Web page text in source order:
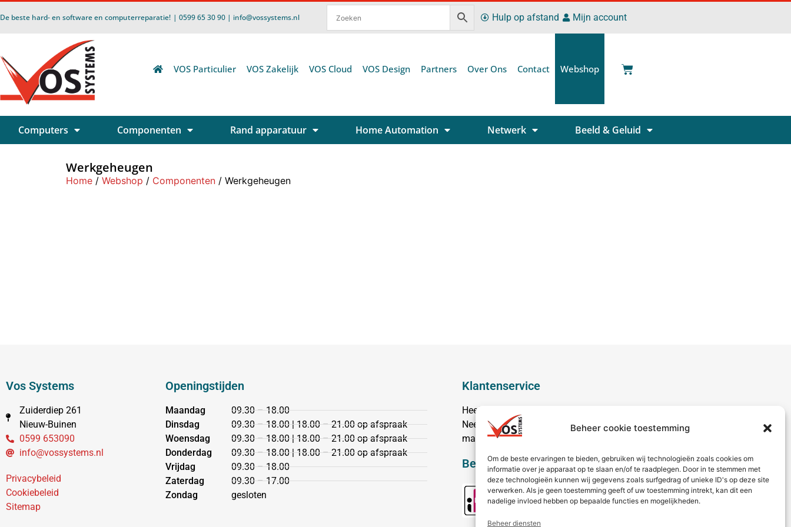
Beheer cookie toestemming
Om de beste ervaringen te bieden, gebruiken wij technologieën zoals cookies om
informatie over je apparaat op te slaan en/of te raadplegen. Door in te stemmen met
deze technologieën kunnen wij gegevens zoals surfgedrag of unieke ID's op deze site
verwerken. Als je geen toestemming geeft of uw toestemming intrekt, kan dit een
nadelige invloed hebben op bepaalde functies en mogelijkheden.
Beheer diensten
De beste hard- en software en computerreparatie! | 0599 65 30 90 | info@vossystems.nl Hulp op afstand Mijn account
VOS Particulier VOS Zakelijk VOS Cloud VOS Design Partners Over Ons Contact Webshop
Computers Componenten Rand apparatuur Home Automation Netwerk Beeld & Geluid
Werkgeheugen
Home / Webshop / Componenten / Werkgeheugen
Vos Systems
Zuiderdiep 261
Nieuw-Buinen
0599 653090
info@vossystems.nl
Privacybeleid
Cookiebeleid
Sitemap
Openingstijden
Maandag
Dinsdag
Woensdag
Donderdag
Vrijdag
Zaterdag
Zondag
09.30 – 18.00
09.30 – 18.00 | 18.00 – 21.00 op afspraak
09.30 – 18.00 | 18.00 – 21.00 op afspraak
09.30 – 18.00 | 18.00 – 21.00 op afspraak
09.30 – 18.00
09.30 – 17.00
gesloten
Klantenservice
Heeft u een vraag?
Neem dan contact met ons op via telefoon of
mail.
Bezorging & betaling